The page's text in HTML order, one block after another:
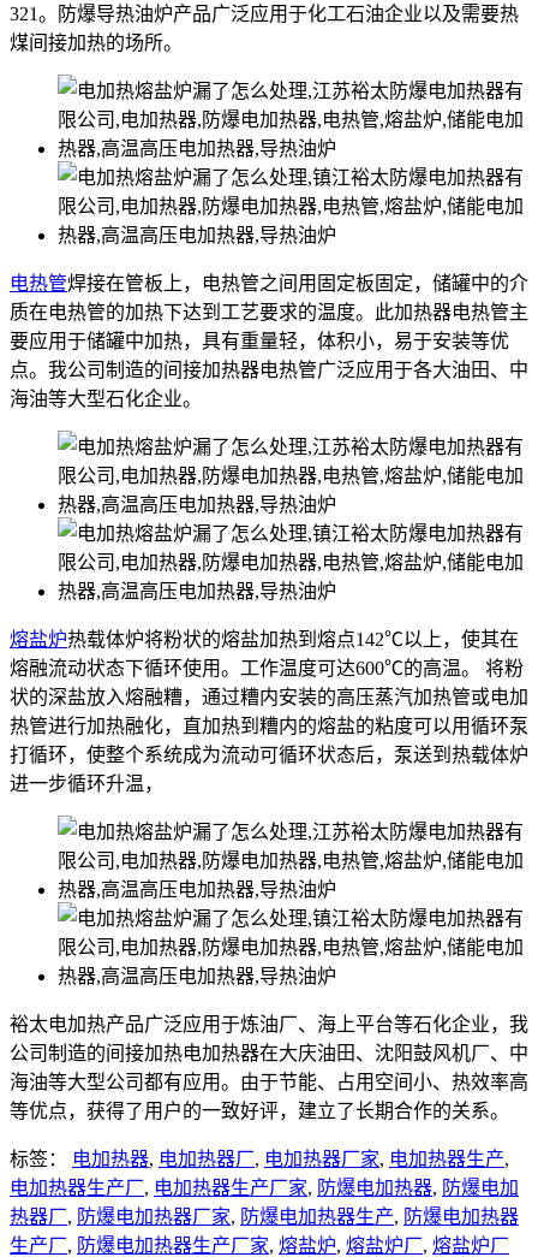
321。防爆导热油炉产品广泛应用于化工石油企业以及需要热
煤间接加热的场所。
电热管焊接在管板上，电热管之间用固定板固定，储罐中的介
质在电热管的加热下达到工艺要求的温度。此加热器电热管主
要应用于储罐中加热，具有重量轻，体积小，易于安装等优
点。我公司制造的间接加热器电热管广泛应用于各大油田、中
海油等大型石化企业。
熔盐炉热载体炉将粉状的熔盐加热到熔点142℃以上，使其在
熔融流动状态下循环使用。工作温度可达600℃的高温。 将粉
状的深盐放入熔融糟，通过糟内安装的高压蒸汽加热管或电加
热管进行加热融化，直加热到糟内的熔盐的粘度可以用循环泵
打循环，使整个系统成为流动可循环状态后，泵送到热载体炉
进一步循环升温，
裕太电加热产品广泛应用于炼油厂、海上平台等石化企业，我
公司制造的间接加热电加热器在大庆油田、沈阳鼓风机厂、中
海油等大型公司都有应用。由于节能、占用空间小、热效率高
等优点，获得了用户的一致好评，建立了长期合作的关系。
标签： 电加热器, 电加热器厂, 电加热器厂家, 电加热器生产,
电加热器生产厂, 电加热器生产厂家, 防爆电加热器, 防爆电加
热器厂, 防爆电加热器厂家, 防爆电加热器生产, 防爆电加热器
生产厂, 防爆电加热器生产厂家, 熔盐炉, 熔盐炉厂, 熔盐炉厂